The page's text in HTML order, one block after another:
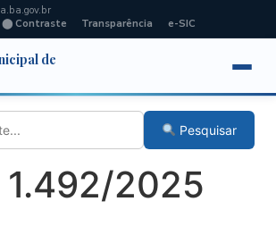
⬤ Contraste Transparência e-SIC
de
Pesquisar
1.492/2025